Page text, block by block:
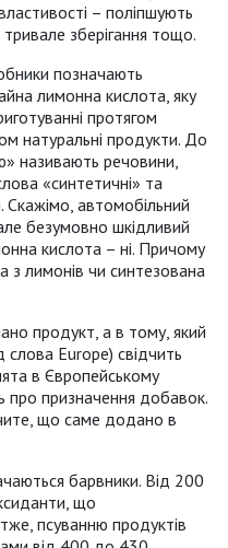
– поліпшують
зберігання тощо.
позначають
лимонна кислота, яку
протягом
натуральні продукти. До
називають речовини,
«синтетичні» та
Скажімо, автомобільний
безумовно шкідливий
кислота – ні. Причому
з лимонів чи синтезована
продукт, а в тому, який
слова Europe) свідчить
в Європейському
про призначення добавок.
що саме додано в
барвники. Від 200
що
псуванню продуктів